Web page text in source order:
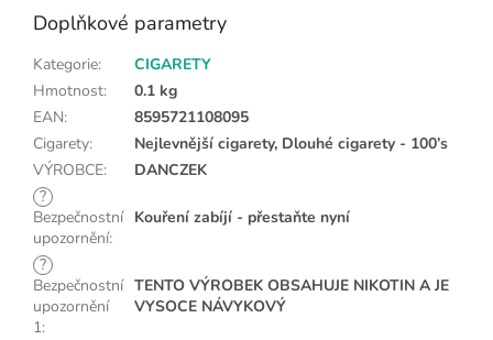
Doplňkové parametry
Kategorie:
CIGARETY
Hmotnost:
0.1 kg
EAN:
8595721108095
Cigarety:
Nejlevnější cigarety, Dlouhé cigarety - 100’s
VÝROBCE:
DANCZEK
?
Bezpečnostní
upozornění:
Kouření zabíjí - přestaňte nyní
?
Bezpečnostní
upozornění
1:
TENTO VÝROBEK OBSAHUJE NIKOTIN A JE
VYSOCE NÁVYKOVÝ